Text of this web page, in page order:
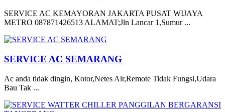
SERVICE AC KEMAYORAN JAKARTA PUSAT WIJAYA
METRO 087871426513 ALAMAT;Jln Lancar 1,Sumur ...
SERVICE AC SEMARANG
Ac anda tidak dingin, Kotor,Netes Air,Remote Tidak Fungsi,Udara
Bau Tak ...